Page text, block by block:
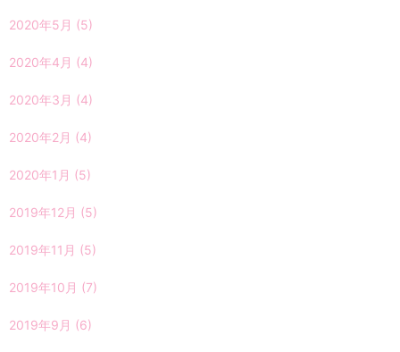
2020年5月 (5)
2020年4月 (4)
2020年3月 (4)
2020年2月 (4)
2020年1月 (5)
2019年12月 (5)
2019年11月 (5)
2019年10月 (7)
2019年9月 (6)